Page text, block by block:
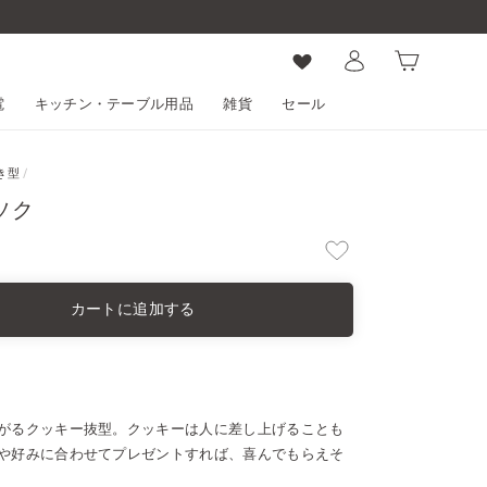
キッチン・テーブル用品 雑貨 セール
型 /
ク
カートに追加する
るクッキー抜型。クッキーは人に差し上げることも
好みに合わせてプレゼントすれば、喜んでもらえそ